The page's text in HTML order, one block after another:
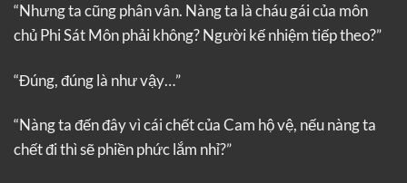
“Nhưng ta cũng phân vân. Nàng ta là cháu gái của môn
chủ Phi Sát Môn phải không? Người kế nhiệm tiếp theo?”
“Đúng, đúng là như vậy…”
“Nàng ta đến đây vì cái chết của Cam hộ vệ, nếu nàng ta
chết đi thì sẽ phiền phức lắm nhỉ?”